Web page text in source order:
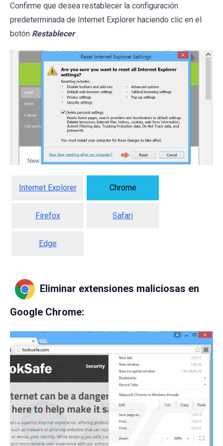
Confirme que desea restablecer la configuración
predeterminada de Internet Explorer haciendo clic en el
botón Restablecer .
Internet Explorer Chrome
Firefox Safari
Edge
Eliminar extensiones maliciosas en
Google Chrome: